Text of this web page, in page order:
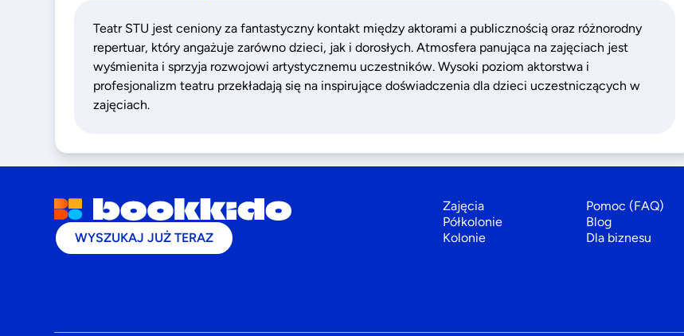
Teatr STU jest ceniony za fantastyczny kontakt między aktorami a publicznością oraz różnorodny
repertuar, który angażuje zarówno dzieci, jak i dorosłych. Atmosfera panująca na zajęciach jest
wyśmienita i sprzyja rozwojowi artystycznemu uczestników. Wysoki poziom aktorstwa i
profesjonalizm teatru przekładają się na inspirujące doświadczenia dla dzieci uczestniczących w
zajęciach.
WYSZUKAJ JUŻ TERAZ
Zajęcia
Półkolonie
Kolonie
Pomoc (FAQ)
Blog
Dla biznesu